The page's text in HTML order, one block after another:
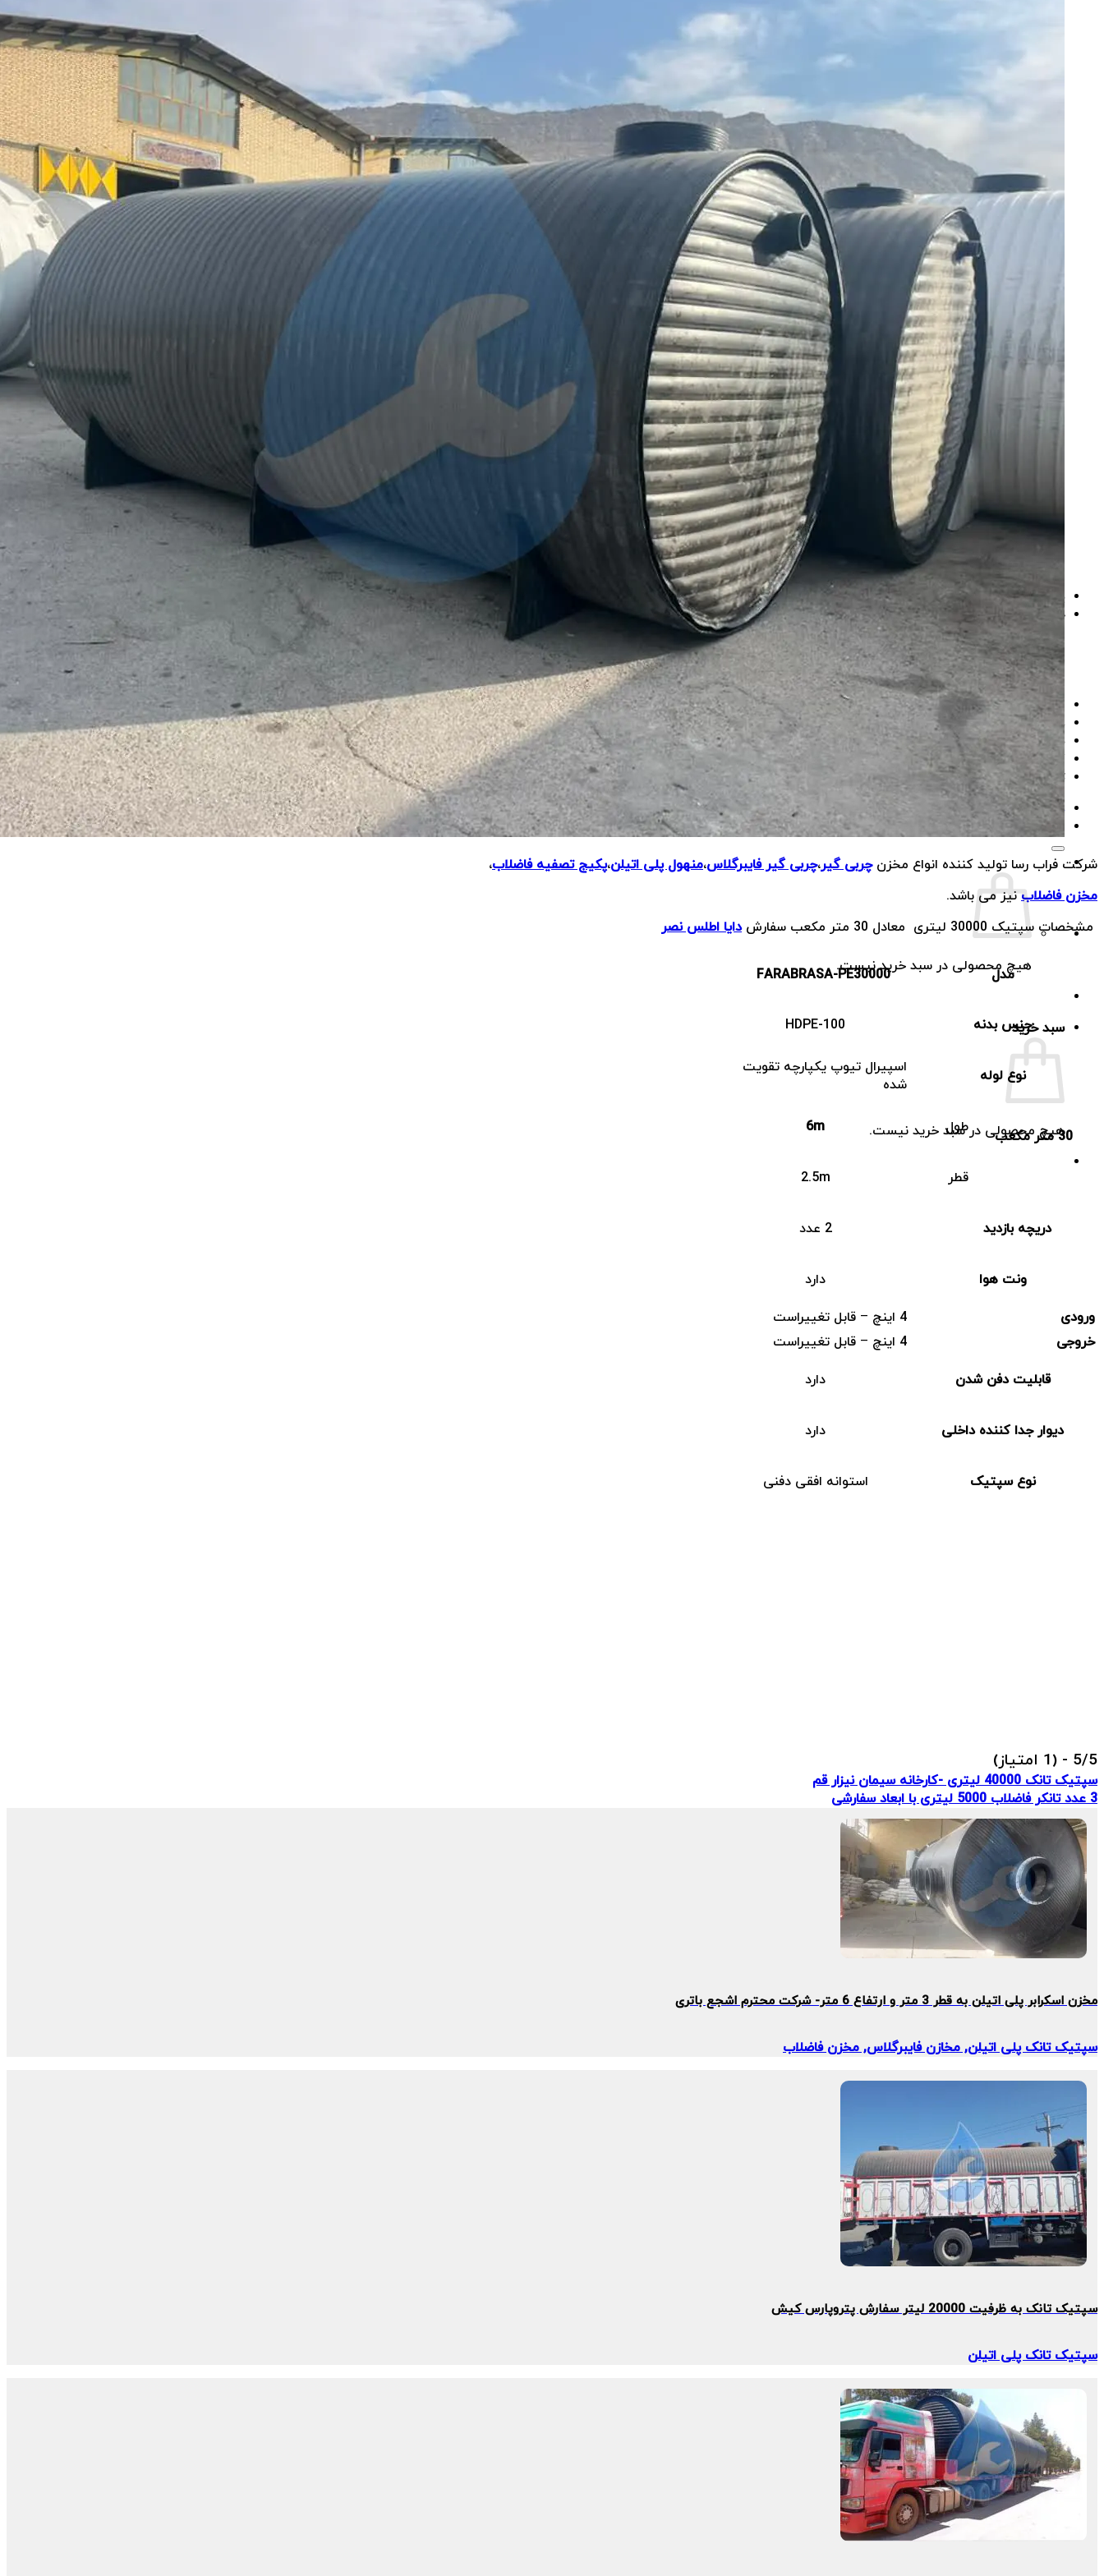
فیلتر پرس
ازن ژنراتور
منهول پلی اتیلن
تجهیزات تصفیه آب
آب شیرین کن صنعتی
فیلتر کربنی
دیونایزر
فیلتر شنی
کلرزن
پکیج تزریق مواد شیمیایی
سختی گیر/سختی گیر رزینی
دی اریتور
کمپرسور
هیدروسیکلون
مخازن
مخزن آب پلی اتیلن
مخزن اسید
fiberglass-tank
مخزن موادشیمیایی
سایرمحصولات
برج خنک کننده
دریچه منهول
پمپ دیافراگمی
لوله کاروگیت
لوله پلی اتیلن
دیفیوزر
فیلتر ممبران
آشغالگیر
پروژه ها
خدمات
مشاوره
طراحی
نصب و اجرا
نگهداری
مقالات
درباره ما
سوالات متداول
کاتالوگ
تماس با ما
درخواست مشاوره
جستجو
برای:
هیچ محصولی در سبد خرید نیست.
سبد خرید
هیچ محصولی در سبد خرید نیست.
شرکت فراب رسا تولید کننده انواع مخزنچربی گیر،چربی گیر فایبرگلاس،منهول پلی اتیلن،پکیج تصفیه فاضلاب،
مخزن فاضلابنیز می باشد.
مشخصات سپتیک 30000 لیتری معادل 30 متر مکعب سفارش
دایا اطلس نصر
مدل FARABRASA-PE30000
جنس بدنه HDPE-100
نوع لوله
اسپیرال تیوپ یکپارچه تقویت
شده
30 متر مکعب
طول 6m
قطر 2.5m
دریچه بازدید 2 عدد
ونت هوا دارد
ورودی
4 اینچ – قابل تغییراست
خروجی
4 اینچ – قابل تغییراست
قابلیت دفن شدن دارد
دیوار جدا کننده داخلی دارد
نوع سپتیک استوانه افقی دفنی
5/5 - (1 امتیاز)
سپتیک تانک 40000 لیتری -کارخانه سیمان نیزار قم
3 عدد تانکر فاضلاب 5000 لیتری با ابعاد سفارشی
مخزن اسکرابر پلی اتیلن به قطر 3 متر و ارتفاع 6 متر- شرکت محترم اشجع باتری
سپتیک تانک پلی اتیلن, مخازن فایبرگلاس, مخزن فاضلاب
سپتیک تانک به ظرفیت 20000 لیتر سفارش پتروپارس کیش
سپتیک تانک پلی اتیلن